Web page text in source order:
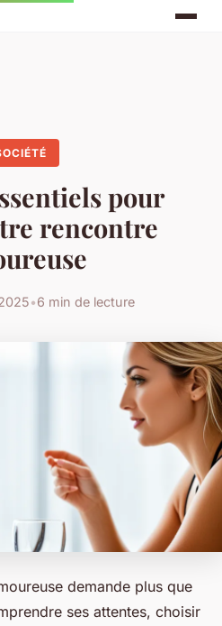
pour
rencontre
•6 min de lecture
demande plus que
ses attentes, choisir